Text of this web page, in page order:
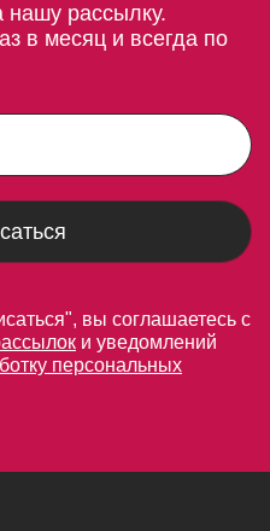
нашу рассылку.
в месяц и всегда по
вы соглашаетесь с
и уведомлений
персональных